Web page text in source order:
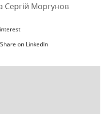
Сергій Моргунов